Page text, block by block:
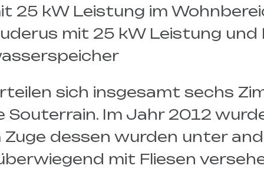
25 kW Leistung im
mit 25 kW Leistung
sich insgesamt sechs
Im Jahr 2012
dessen wurden unter
mit Fliesen